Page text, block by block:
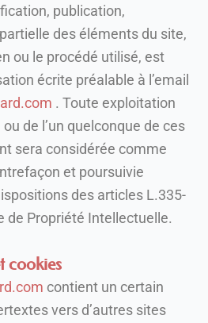
publication,
des éléments du site,
ou le procédé utilisé, est
écrite préalable à l’email
. Toute exploitation
de l’un quelconque de ces
sera considérée comme
et poursuivie
des articles L.335-
de Propriété Intellectuelle.
cookies
contient un certain
vers d’autres sites